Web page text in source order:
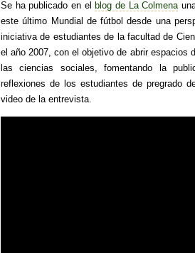
Se ha publicado en el blog de La Colmena
este último Mundial de fútbol desde una
iniciativa de estudiantes de la facultad de
el año 2007, con el objetivo de abrir espacios
las ciencias sociales, fomentando la
reflexiones de los estudiantes de pregrado
video de la entrevista.